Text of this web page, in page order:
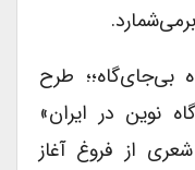
طرح
نوین در ایران»
از فروغ آغاز